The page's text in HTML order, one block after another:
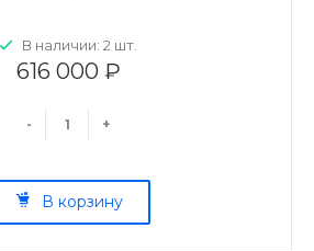
В наличии: 2 шт.
616 000 ₽
- +
В корзину